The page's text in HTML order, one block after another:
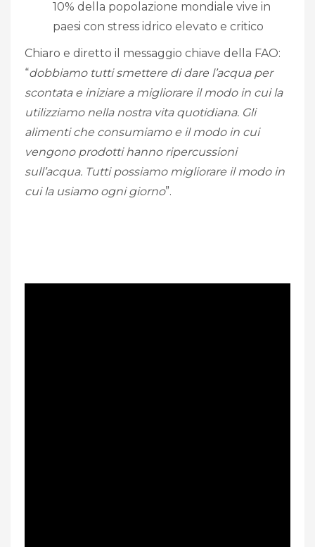
10% della popolazione mondiale vive in
paesi con stress idrico elevato e critico
Chiaro e diretto il messaggio chiave della FAO:
“dobbiamo tutti smettere di dare l’acqua per
scontata e iniziare a migliorare il modo in cui la
utilizziamo nella nostra vita quotidiana. Gli
alimenti che consumiamo e il modo in cui
vengono prodotti hanno ripercussioni
sull’acqua. Tutti possiamo migliorare il modo in
cui la usiamo ogni giorno”.